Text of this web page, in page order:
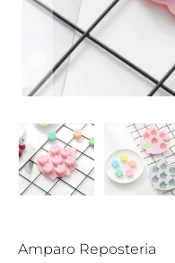
Amparo Reposteria